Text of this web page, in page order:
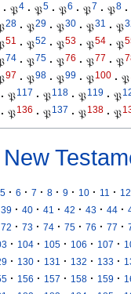
· 𝔓4 · 𝔓5 · 𝔓6 · 𝔓7 · 𝔓8 ·
28 · 𝔓29 · 𝔓30 · 𝔓31 · 𝔓
51 · 𝔓52 · 𝔓53 · 𝔓54 · 𝔓
74 · 𝔓75 · 𝔓76 · 𝔓77 · 𝔓
97 · 𝔓98 · 𝔓99 · 𝔓100 · 𝔓
· 𝔓117 · 𝔓118 · 𝔓119 · 𝔓
· 𝔓136 · 𝔓137 · 𝔓138 · 𝔓
5 · 6 · 7 · 8 · 9 · 10 · 11 · 12
39 · 40 · 41 · 42 · 43 · 44 ·
72 · 73 · 74 · 75 · 76 · 77 ·
· 104 · 105 · 106 · 107 ·
· 130 · 131 · 132 · 133 ·
· 156 · 157 · 158 · 159 ·